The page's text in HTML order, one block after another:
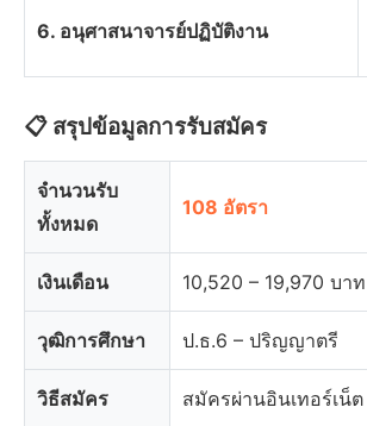
6. อนุศาสนาจารย์ปฏิบัติงาน
📋 สรุปข้อมูลการรับสมัคร
จำนวนรับ
ทั้งหมด
108 อัตรา
เงินเดือน 10,520 – 19,970 บาท
วุฒิการศึกษา ป.ธ.6 – ปริญญาตรี
วิธีสมัคร สมัครผ่านอินเทอร์เน็ต